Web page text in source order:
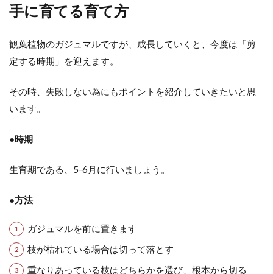
手に育てる育て方
観葉植物のガジュマルですが、成長していくと、今度は「剪
定する時期」を迎えます。
その時、失敗しない為にもポイントを紹介していきたいと思
います。
●時期
生育期である、5-6月に行いましょう。
●方法
ガジュマルを前に置きます
枝が枯れている場合は切って落とす
重なりあっている枝はどちらかを選び、根本から切る